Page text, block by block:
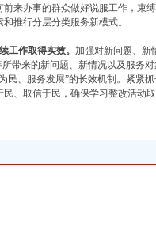
来办事的群众做好说服工作，束
推行分层分类服务新模式。
工作取得实效。 加强对新问题、新
带来的新问题、新情况以及服务
民、服务发展”的长效机制。紧紧
、取信于民，确保学习整改活动